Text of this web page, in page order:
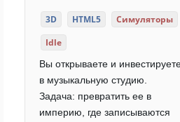
3D HTML5
Симуляторы
Idle
Вы открываете и
в музыкальную студию.
Задача: превратить ее в
империю, где записываются